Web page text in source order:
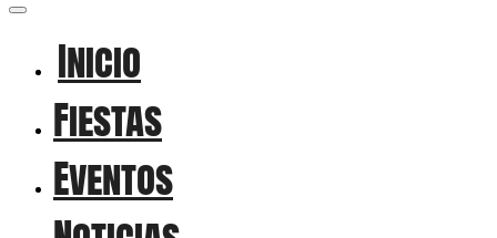
Inicio
Fiestas
Eventos